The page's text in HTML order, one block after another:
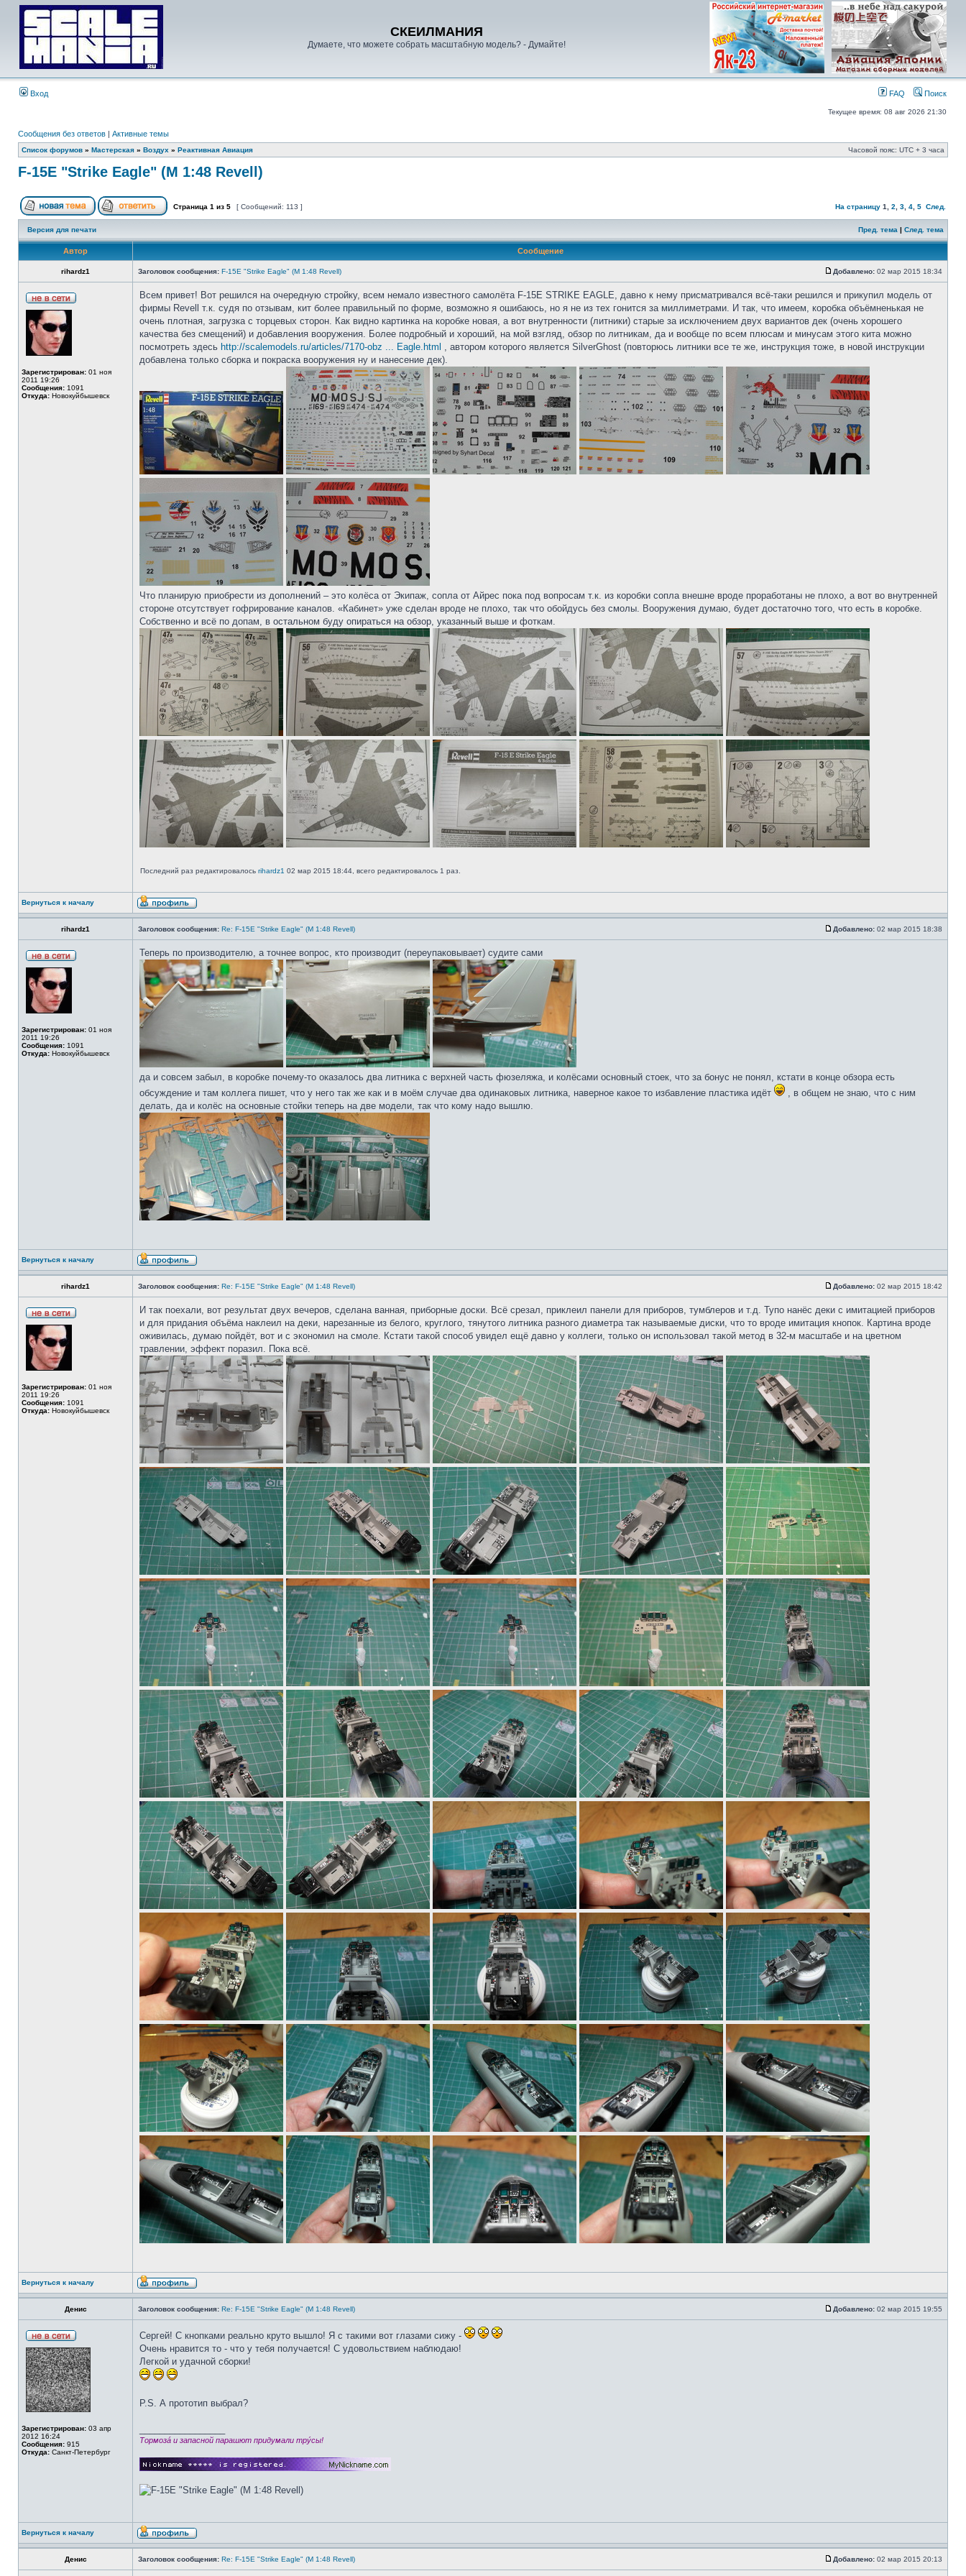
СКЕИЛМАНИЯ
Думаете, что можете собрать масштабную модель? - Думайте!
Вход FAQ Поиск
Текущее время: 08 авг 2026 21:30
Сообщения без ответов | Активные темы
Список форумов » Мастерская » Воздух » Реактивная Авиация Часовой пояс: UTC + 3 часа
F-15E "Strike Eagle" (М 1:48 Revell)
Страница 1 из 5 [ Сообщений: 113 ] На страницу 1 2 3 4 5 След.
Версия для печати Пред. тема | След. тема
Автор Сообщение
rihardz1 Заголовок сообщения: F-15E "Strike Eagle" (М 1:48 Revell) Добавлено: 02 мар 2015 18:34
Зарегистрирован: 01 ноя
2011 19:26
Сообщения: 1091
Откуда: Новокуйбышевск
Всем привет! Вот решился на очередную стройку, всем немало известного самолёта F-15E STRIKE EAGLE, давно к нему присматривался всё-таки решился и прикупил модель от
фирмы Revell т.к. судя по отзывам, кит более правильный по форме, возможно я ошибаюсь, но я не из тех гонится за миллиметрами. И так, что имеем, коробка объёмненькая не
очень плотная, загрузка с торцевых сторон. Как видно картинка на коробке новая, а вот внутренности (литники) старые за исключением двух вариантов дек (очень хорошего
качества без смещений) и добавления вооружения. Более подробный и хороший, на мой взгляд, обзор по литникам, да и вообще по всем плюсам и минусам этого кита можно
посмотреть здесь http://scalemodels.ru/articles/7170-obz ... Eagle.html , автором которого является SilverGhost (повторюсь литники все те же, инструкция тоже, в новой инструкции
добавлена только сборка и покраска вооружения ну и нанесение дек).
Что планирую приобрести из дополнений – это колёса от Экипаж, сопла от Айрес пока под вопросам т.к. из коробки сопла внешне вроде проработаны не плохо, а вот во внутренней
стороне отсутствует гофрирование каналов. «Кабинет» уже сделан вроде не плохо, так что обойдусь без смолы. Вооружения думаю, будет достаточно того, что есть в коробке.
Собственно и всё по допам, в остальном буду опираться на обзор, указанный выше и фоткам.
Последний раз редактировалось rihardz1 02 мар 2015 18:44, всего редактировалось 1 раз.
Вернуться к началу
rihardz1 Заголовок сообщения: Re: F-15E "Strike Eagle" (М 1:48 Revell) Добавлено: 02 мар 2015 18:38
Зарегистрирован: 01 ноя
2011 19:26
Сообщения: 1091
Откуда: Новокуйбышевск
Теперь по производителю, а точнее вопрос, кто производит (переупаковывает) судите сами
да и совсем забыл, в коробке почему-то оказалось два литника с верхней часть фюзеляжа, и колёсами основный стоек, что за бонус не понял, кстати в конце обзора есть
обсуждение и там коллега пишет, что у него так же как и в моём случае два одинаковых литника, наверное какое то избавление пластика идёт
, в общем не знаю, что с ним
делать, да и колёс на основные стойки теперь на две модели, так что кому надо вышлю.
Вернуться к началу
rihardz1 Заголовок сообщения: Re: F-15E "Strike Eagle" (М 1:48 Revell) Добавлено: 02 мар 2015 18:42
Зарегистрирован: 01 ноя
2011 19:26
Сообщения: 1091
Откуда: Новокуйбышевск
И так поехали, вот результат двух вечеров, сделана ванная, приборные доски. Всё срезал, приклеил панели для приборов, тумблеров и т.д. Тупо нанёс деки с имитацией приборов
и для придания объёма наклеил на деки, нарезанные из белого, круглого, тянутого литника разного диаметра так называемые диски, что то вроде имитация кнопок. Картина вроде
оживилась, думаю пойдёт, вот и с экономил на смоле. Кстати такой способ увидел ещё давно у коллеги, только он использовал такой метод в 32-м масштабе и на цветном
травлении, эффект поразил. Пока всё.
Вернуться к началу
Денис Заголовок сообщения: Re: F-15E "Strike Eagle" (М 1:48 Revell) Добавлено: 02 мар 2015 19:55
Зарегистрирован: 03 апр
2012 16:24
Сообщения: 915
Откуда: Санкт-Петербург
Сергей! С кнопками реально круто вышло! Я с такими вот глазами сижу -
Очень нравится то - что у тебя получается! С удовольствием наблюдаю!
Легкой и удачной сборки!
P.S. А прототип выбрал?
Тормозá и запасной парашют придумали трýсы!
Вернуться к началу
Денис Заголовок сообщения: Re: F-15E "Strike Eagle" (М 1:48 Revell) Добавлено: 02 мар 2015 20:13